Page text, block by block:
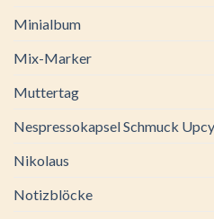
Minialbum
Mix-Marker
Muttertag
Nespressokapsel Schmuck
Nikolaus
Notizblöcke